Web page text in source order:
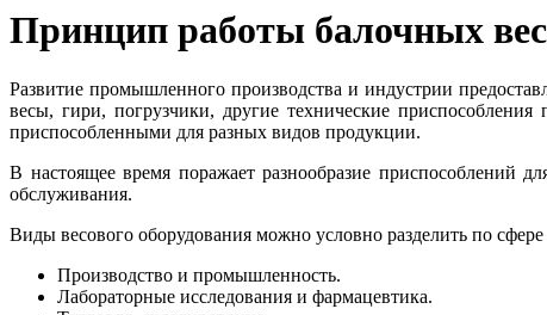
Принцип работы балочных
Развитие промышленного производства и индустрии
весы, гири, погрузчики, другие технические
приспособленными для разных видов продукции.
В настоящее время поражает разнообразие приспособлений
обслуживания.
Виды весового оборудования можно условно разделить по
Производство и промышленность.
Лабораторные исследования и фармацевтика.